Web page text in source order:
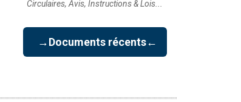
Circulaires, Avis, Instructions & Lois...
→Documents récents←